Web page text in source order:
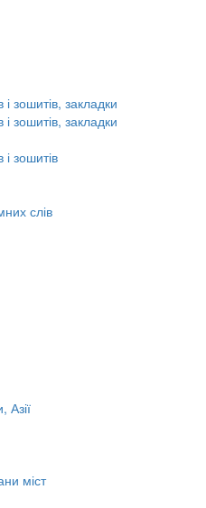
зошитів, закладки
зошитів, закладки
зошитів
слів
Азії
міст